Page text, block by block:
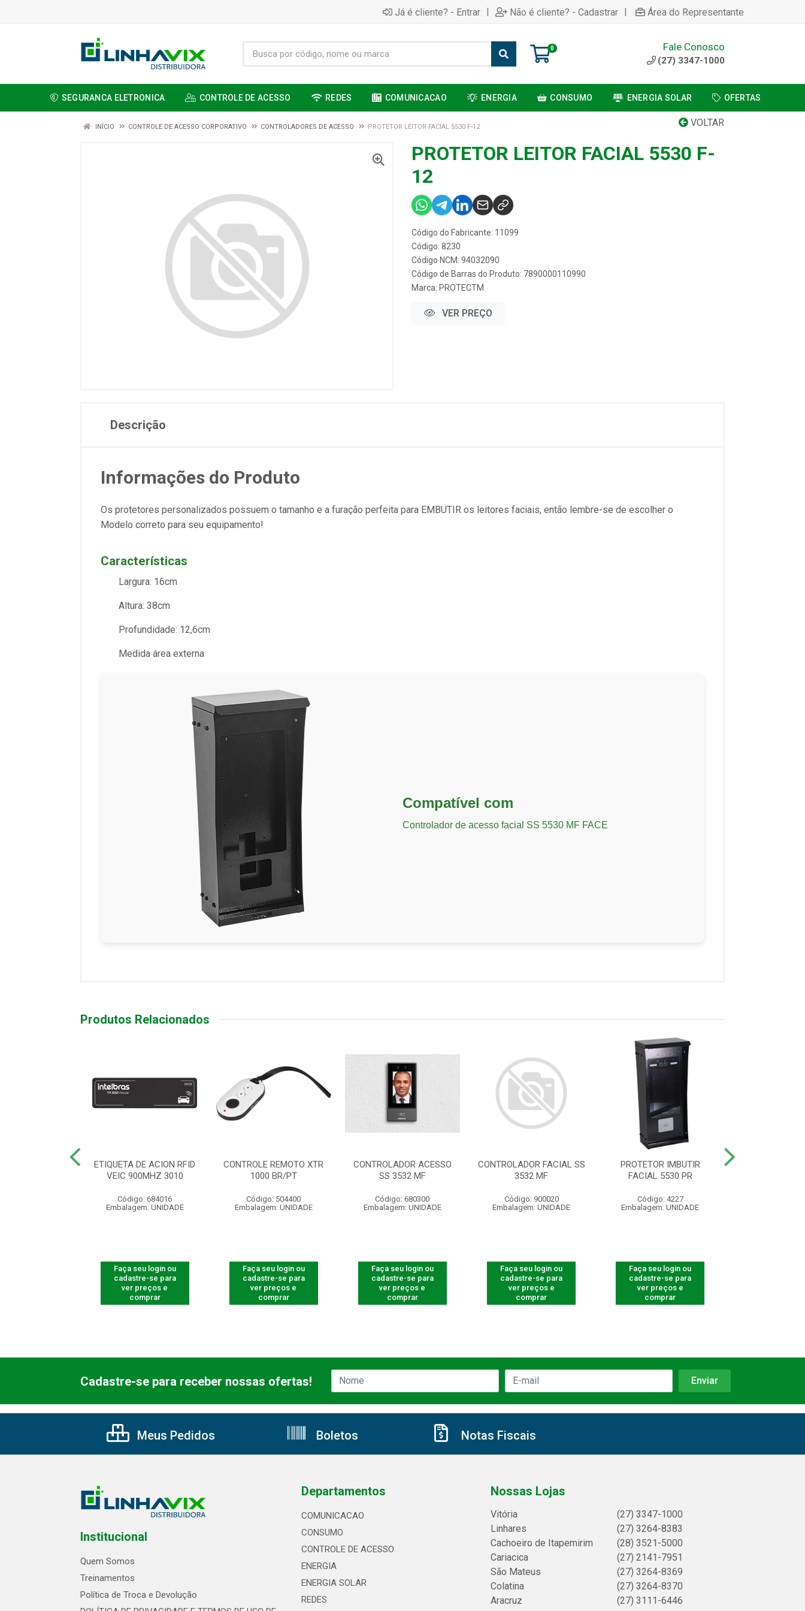
Já é cliente? - Entrar | Não é cliente? - Cadastrar | Área do Representante
0 Fale Conosco
(27) 3347-1000
SEGURANCA ELETRONICA CONTROLE DE ACESSO REDES COMUNICACAO ENERGIA CONSUMO ENERGIA SOLAR OFERTAS
VOLTAR
INÍCIO CONTROLE DE ACESSO CORPORATIVO CONTROLADORES DE ACESSO PROTETOR LEITOR FACIAL 5530 F-12
PROTETOR LEITOR FACIAL 5530 F-
12
Código do Fabricante: 11099
Código: 8230
Código NCM: 94032090
Código de Barras do Produto: 7890000110990
Marca: PROTECTM
VER PREÇO
Descrição
Informações do Produto
Os protetores personalizados possuem o tamanho e a furação perfeita para EMBUTIR os leitores faciais, então lembre-se de escolher o
Modelo correto para seu equipamento!
Características
Largura: 16cm
Altura: 38cm
Profundidade: 12,6cm
Medida área externa
Compatível com
Controlador de acesso facial SS 5530 MF FACE
Produtos Relacionados
ETIQUETA DE ACION RFID
VEIC 900MHZ 3010
Código: 684016
Embalagem: UNIDADE
Faça seu login ou
cadastre-se para
ver preços e
comprar
CONTROLE REMOTO XTR
1000 BR/PT
Código: 504400
Embalagem: UNIDADE
Faça seu login ou
cadastre-se para
ver preços e
comprar
CONTROLADOR ACESSO
SS 3532 MF
Código: 680300
Embalagem: UNIDADE
Faça seu login ou
cadastre-se para
ver preços e
comprar
CONTROLADOR FACIAL SS
3532 MF
Código: 900020
Embalagem: UNIDADE
Faça seu login ou
cadastre-se para
ver preços e
comprar
PROTETOR IMBUTIR
FACIAL 5530 PR
Código: 4227
Embalagem: UNIDADE
Faça seu login ou
cadastre-se para
ver preços e
comprar
Cadastre-se para receber nossas ofertas!
Meus Pedidos Boletos Notas Fiscais
Institucional
Quem Somos
Treinamentos
Política de Troca e Devolução
Departamentos
COMUNICACAO
CONSUMO
CONTROLE DE ACESSO
ENERGIA
ENERGIA SOLAR
REDES
Nossas Lojas
Vitória
(27) 3347-1000
Linhares
(27) 3264-8383
Cachoeiro de Itapemirim
(28) 3521-5000
Cariacica
(27) 2141-7951
São Mateus
(27) 3264-8369
Colatina
(27) 3264-8370
Aracruz
(27) 3111-6446